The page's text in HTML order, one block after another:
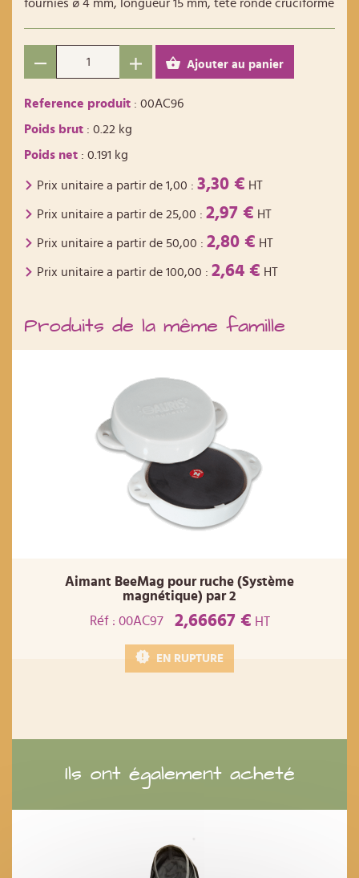
fournies ø 4 mm, longueur 15 mm, tête ronde cruciforme
Ajouter au panier
Reference produit : 00AC96
Poids brut : 0.22 kg
Poids net : 0.191 kg
Prix unitaire a partir de 1,00 : 3,30 € HT
Prix unitaire a partir de 25,00 : 2,97 € HT
Prix unitaire a partir de 50,00 : 2,80 € HT
Prix unitaire a partir de 100,00 : 2,64 € HT
Produits de la même famille
Aimant BeeMag pour ruche (Système
magnétique) par 2
Réf : 00AC97
2,66667 € HT
EN RUPTURE
Ils ont également acheté